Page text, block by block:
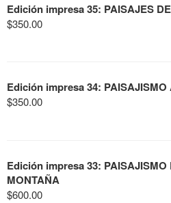
Edición impresa 35: PAISAJES
$350.00
Edición impresa 34: PAISAJISMO
$350.00
Edición impresa 33: PAISAJISMO
MONTAÑA
$600.00